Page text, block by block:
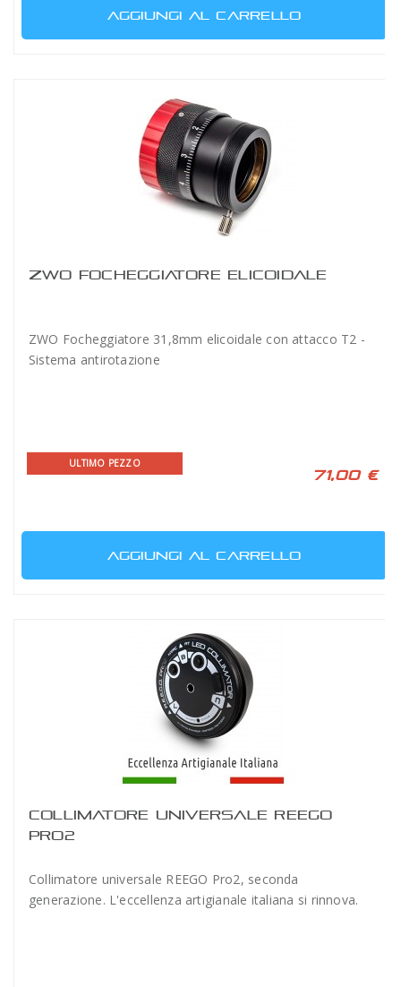
AGGIUNGI AL CARRELLO
ZWO FOCHEGGIATORE ELICOIDALE
ZWO Focheggiatore 31,8mm elicoidale con attacco T2 -
Sistema antirotazione
ULTIMO PEZZO
71,00 €
AGGIUNGI AL CARRELLO
COLLIMATORE UNIVERSALE REEGO
PRO2
Collimatore universale REEGO Pro2, seconda
generazione. L'eccellenza artigianale italiana si rinnova.